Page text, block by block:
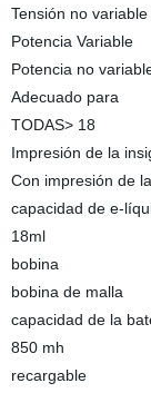
Tensión no variable
Potencia Variable
Potencia no
Adecuado para
TODAS> 18
Impresión de la
Con impresión de
capacidad de e-
18ml
bobina
bobina de malla
capacidad de la
850 mh
recargable